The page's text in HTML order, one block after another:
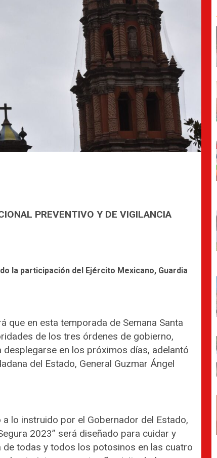
PREVENTIVO Y DE VIGILANCIA
la participación del Ejército Mexicano, Guardia
que en esta temporada de Semana Santa
de los tres órdenes de gobierno,
en los próximos días, adelantó
del Estado, General Guzmar Ángel
lo instruido por el Gobernador del Estado,
2023” será diseñado para cuidar y
todas y todos los potosinos en las cuatro